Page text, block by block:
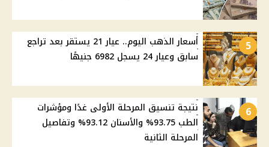
5
أسعار الذهب اليوم.. عيار 21 يستقر بعد تراجع
سابق وعيار 24 يسجل 6982 جنيهًا
6
نتيجة تنسيق المرحلة الأولى غدًا ومؤشرات
الطب 93.75% والأسنان 93.12% وتفاصيل
المرحلة الثانية